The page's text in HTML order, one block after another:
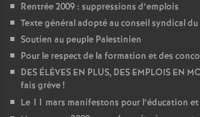
Rentrée 2009 : suppressions d’emplois
Texte général adopté au conseil syndical
Soutien au peuple Palestinien
Pour le respect de la formation et des
DES ÉLÈVES EN PLUS, DES EMPLOIS EN
fais grève!
Le 11 mars manifestons pour l’éducation